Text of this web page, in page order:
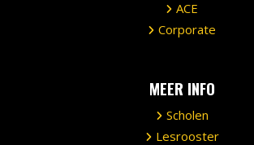
ACE
Corporate
MEER INFO
Scholen
Lesrooster